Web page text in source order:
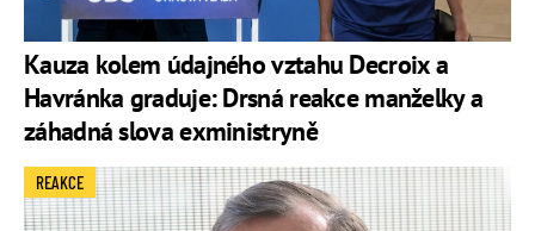
Kauza kolem údajného vztahu Decroix a
Havránka graduje: Drsná reakce manželky a
záhadná slova exministryně
REAKCE